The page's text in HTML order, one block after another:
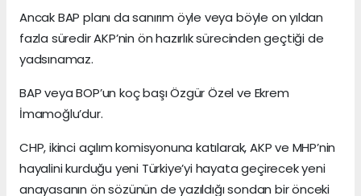
Ancak BAP planı da sanırım öyle veya böyle on yıldan
fazla süredir AKP’nin ön hazırlık sürecinden geçtiği de
yadsınamaz.
BAP veya BOP’un koç başı Özgür Özel ve Ekrem
İmamoğlu’dur.
CHP, ikinci açılım komisyonuna katılarak, AKP ve MHP’nin
hayalini kurduğu yeni Türkiye’yi hayata geçirecek yeni
anayasanın ön sözünün de yazıldığı sondan bir önceki